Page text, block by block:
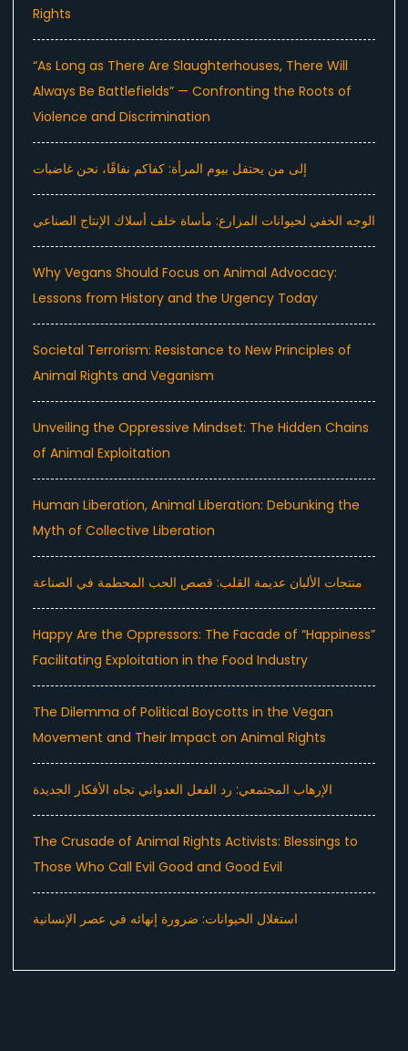
Rights
“As Long as There Are Slaughterhouses, There Will
Always Be Battlefields” — Confronting the Roots of
Violence and Discrimination
إلى من يحتفل بيوم المرأة: كفاكم نفاقًا، نحن غاضبات
الوجه الخفي لحيوانات المزارع: مأساة خلف أسلاك الإنتاج الصناعي
Why Vegans Should Focus on Animal Advocacy:
Lessons from History and the Urgency Today
Societal Terrorism: Resistance to New Principles of
Animal Rights and Veganism
Unveiling the Oppressive Mindset: The Hidden Chains
of Animal Exploitation
Human Liberation, Animal Liberation: Debunking the
Myth of Collective Liberation
منتجات الألبان عديمة القلب: قصص الحب المحطمة في الصناعة
Happy Are the Oppressors: The Facade of “Happiness”
Facilitating Exploitation in the Food Industry
The Dilemma of Political Boycotts in the Vegan
Movement and Their Impact on Animal Rights
الإرهاب المجتمعي: رد الفعل العدواني تجاه الأفكار الجديدة
The Crusade of Animal Rights Activists: Blessings to
Those Who Call Evil Good and Good Evil
استغلال الحيوانات: ضرورة إنهائه في عصر الإنسانية